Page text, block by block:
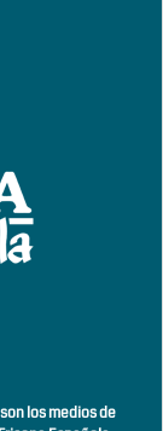
los medios de